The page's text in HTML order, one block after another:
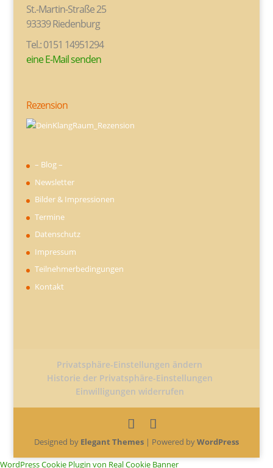
St.-Martin-Straße 25
93339 Riedenburg
Tel.: 0151 14951294
eine E-Mail senden
Rezension
– Blog –
Newsletter
Bilder & Impressionen
Termine
Datenschutz
Impressum
Teilnehmerbedingungen
Kontakt
Privatsphäre-Einstellungen ändern
Historie der Privatsphäre-Einstellungen
Einwilligungen widerrufen
Designed by Elegant Themes| Powered byWordPress
WordPress Cookie Plugin von Real Cookie Banner